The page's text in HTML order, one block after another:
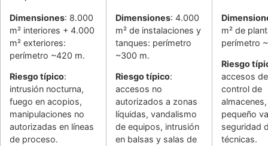
Dimensiones: 8.000
m² interiores + 4.000
m² exteriores:
perímetro ~420 m.
Riesgo típico:
intrusión nocturna,
fuego en acopios,
manipulaciones no
autorizadas en líneas
de proceso.
Dimensiones: 4.000
m² de instalaciones y
tanques: perímetro
~300 m.
Riesgo típico:
accesos no
autorizados a zonas
líquidas, vandalismo
de equipos, intrusión
en balsas y salas de
m² de
perímetro
Riesgo
accesos
control de
pequeño
seguridad
técnicas.